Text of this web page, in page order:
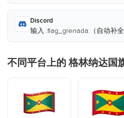
Discord
输入 :flag_grenada:（自动补全
不同平台上的 格林纳达国